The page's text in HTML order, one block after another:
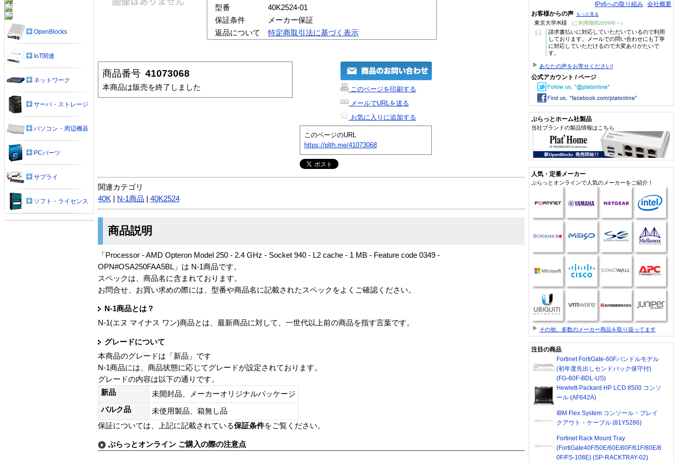
型番
40K2524-01
保証条件
メーカー保証
返品について
特定商取引法に基づく表示
商品番号 41073068
本商品は販売を終了しました
このページを印刷する
メールでURLを送る
お気に入りに追加する
このページのURL
https://plth.me/41073068
関連カテゴリ
40K
N-1商品 40K2524
商品説明
「Processor - AMD Opteron Model 250 - 2.4 GHz - Socket 940 - L2 cache - 1 MB - Feature code 0349 -
OPN#OSA250FAA5BL」は N-1商品です。
スペックは、商品名に含まれております。
お問合せ、お買い求めの際には、型番や商品名に記載されたスペックをよくご確認ください。
N-1商品とは？
N-1(エヌ マイナス ワン)商品とは、最新商品に対して、一世代以上前の商品を指す言葉です。
グレードについて
本商品のグレードは「新品」です
N-1商品には、商品状態に応じてグレードが設定されております。
グレードの内容は以下の通りです。
新品
未開封品、メーカーオリジナルパッケージ
バルク品
未使用製品、箱無し品
保証については、上記に記載されている保証条件をご覧ください。
ぷらっとオンライン ご購入の際の注意点
OpenBlocks
IoT関連
ネットワーク
サーバ・ストレージ
パソコン・周辺機器
PCパーツ
サプライ
ソフト・ライセンス
IPv6への取り組み 会社概要
お客様からの声 もっと見る
東京大学/K様 (ご利用期間2009年～)
“
請求書払いに対応していただいているので利用
しております。メールでの問い合わせにも丁寧
に対応していただけるので大変ありがたいで
す。
あなたの声をお寄せください!
公式アカウント / ページ
ぷらっとホーム社製品
当社ブランドの製品情報はこちら
人気・定番メーカー
ぷらっとオンラインで人気のメーカーをご紹介！
その他、多数のメーカー商品を取り扱ってます
注目の商品
Fortinet FortiGate-60Fバンドルモデル
(初年度先出しセンドバック保守付)
(FG-60F-BDL-US)
Hewlett-Packard HP LCD 8500 コンソ
ール (AF642A)
IBM Flex System コンソール・ブレイ
クアウト・ケーブル (81Y5286)
Fortinet Rack Mount Tray
(FortiGate40F/50E/60E/60F/61F/80E/8
0F/FS-108E) (SP-RACKTRAY-02)